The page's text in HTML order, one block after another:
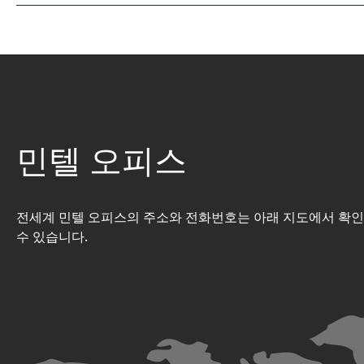
민텔 오피스
전세계 민텔 오피스의 주소와 전화번호는 아래 지도에서 확
수 있습니다.